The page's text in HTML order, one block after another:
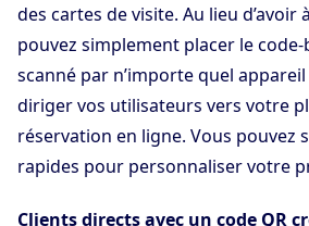
des cartes de visite. Au lieu d’avoir
pouvez simplement placer le
scanné par n’importe quel
diriger vos utilisateurs vers votre
réservation en ligne. Vous pouvez
rapides pour personnaliser votre
Clients directs avec un code QR